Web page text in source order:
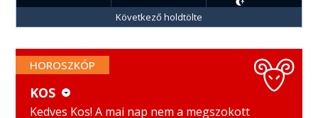
Következő holdtölte
HOROSZKÓP
KOS
KOS
Kedves Kos! A mai nap nem a megszokott